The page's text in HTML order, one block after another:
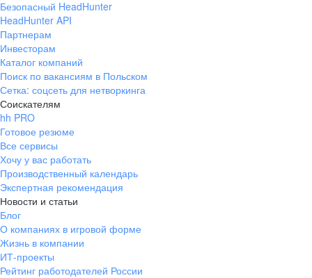
Безопасный HeadHunter
HeadHunter API
Партнерам
Инвесторам
Каталог компаний
Поиск по вакансиям в Польском
Сетка: соцсеть для нетворкинга
Соискателям
hh PRO
Готовое резюме
Все сервисы
Хочу у вас работать
Производственный календарь
Экспертная рекомендация
Новости и статьи
Блог
О компаниях в игровой форме
Жизнь в компании
ИТ-проекты
Рейтинг работодателей России